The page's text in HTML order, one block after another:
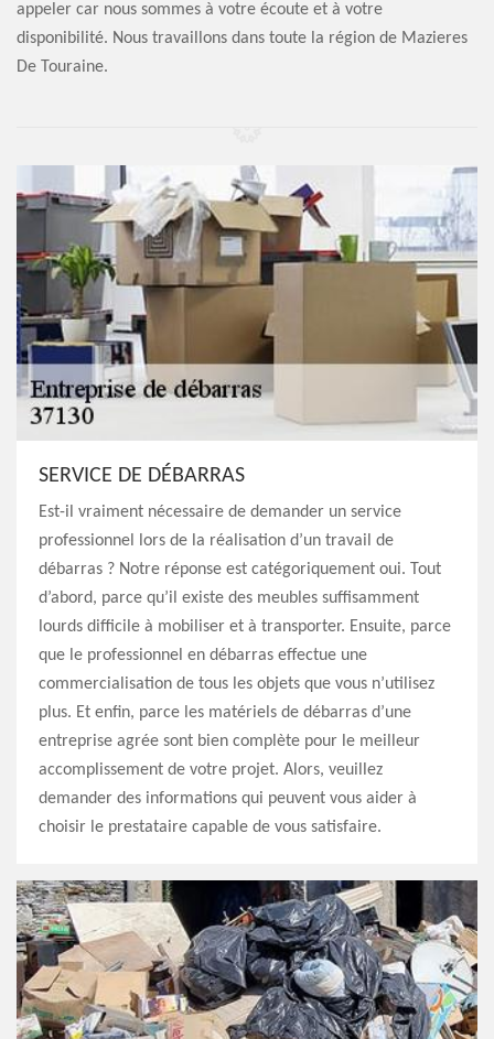
appeler car nous sommes à votre écoute et à votre
disponibilité. Nous travaillons dans toute la région de Mazieres
De Touraine.
SERVICE DE DÉBARRAS
Est-il vraiment nécessaire de demander un service
professionnel lors de la réalisation d’un travail de
débarras ? Notre réponse est catégoriquement oui. Tout
d’abord, parce qu’il existe des meubles suffisamment
lourds difficile à mobiliser et à transporter. Ensuite, parce
que le professionnel en débarras effectue une
commercialisation de tous les objets que vous n’utilisez
plus. Et enfin, parce les matériels de débarras d’une
entreprise agrée sont bien complète pour le meilleur
accomplissement de votre projet. Alors, veuillez
demander des informations qui peuvent vous aider à
choisir le prestataire capable de vous satisfaire.